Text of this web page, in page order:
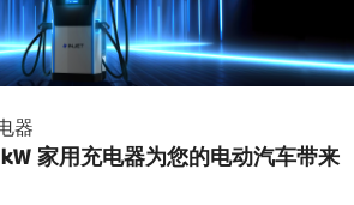
器
家用充电器为您的电动汽车带来